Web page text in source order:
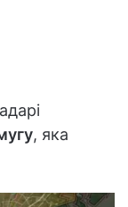
, яка